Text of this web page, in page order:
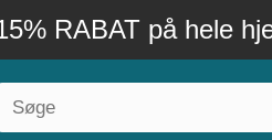
RABAT på hele